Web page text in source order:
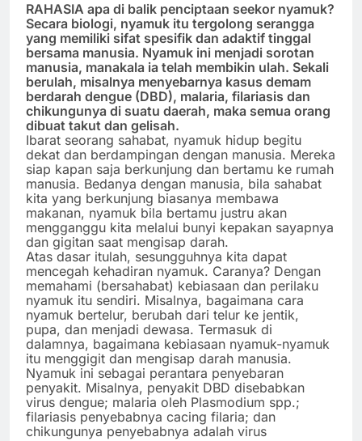
RAHASIA apa di balik penciptaan seekor nyamuk?
Secara biologi, nyamuk itu tergolong serangga
yang memiliki sifat spesifik dan adaktif tinggal
bersama manusia. Nyamuk ini menjadi sorotan
manusia, manakala ia telah membikin ulah. Sekali
berulah, misalnya menyebarnya kasus demam
berdarah dengue (DBD), malaria, filariasis dan
chikungunya di suatu daerah, maka semua orang
dibuat takut dan gelisah.
Ibarat seorang sahabat, nyamuk hidup begitu
dekat dan berdampingan dengan manusia. Mereka
siap kapan saja berkunjung dan bertamu ke rumah
manusia. Bedanya dengan manusia, bila sahabat
kita yang berkunjung biasanya membawa
makanan, nyamuk bila bertamu justru akan
mengganggu kita melalui bunyi kepakan sayapnya
dan gigitan saat mengisap darah.
Atas dasar itulah, sesungguhnya kita dapat
mencegah kehadiran nyamuk. Caranya? Dengan
memahami (bersahabat) kebiasaan dan perilaku
nyamuk itu sendiri. Misalnya, bagaimana cara
nyamuk bertelur, berubah dari telur ke jentik,
pupa, dan menjadi dewasa. Termasuk di
dalamnya, bagaimana kebiasaan nyamuk-nyamuk
itu menggigit dan mengisap darah manusia.
Nyamuk ini sebagai perantara penyebaran
penyakit. Misalnya, penyakit DBD disebabkan
virus dengue; malaria oleh Plasmodium spp.;
filariasis penyebabnya cacing filaria; dan
chikungunya penyebabnya adalah virus